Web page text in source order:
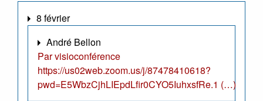
8 février
André Bellon
Par visioconférence
https://us02web.zoom.us/j/87478410618?
pwd=E5WbzCjhLIEpdLfir0CYO5IuhxsfRe.1 (…)